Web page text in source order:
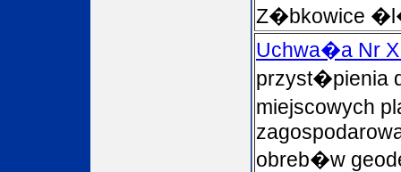
Z�bkowice
Uchwa�a Nr
przyst�pienia
miejscowych
obreb�w